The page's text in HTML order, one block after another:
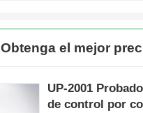
Obtenga el mejor
UP-2001
de control por